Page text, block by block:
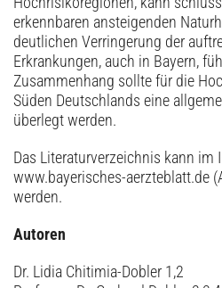
erkennbaren ansteigenden
deutlichen Verringerung der
Erkrankungen, auch in Bayern,
Zusammenhang sollte für die
Süden Deutschlands eine
überlegt werden.
Das Literaturverzeichnis kann im
www.bayerisches-aerzteblatt.de
werden.
Autoren
Dr. Lidia Chitimia-Dobler 1,2